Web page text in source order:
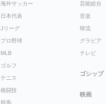
海外サッカー
日本代表
Jリーグ
プロ野球
MLB
ゴルフ
テニス
格闘技
競馬
芸能総合
音楽
韓流
グラビア
テレビ
ゴシップ
映画